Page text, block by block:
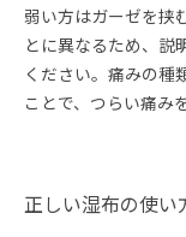
弱い方はガーゼを挟
とに異なるため、説
ください。痛みの種
ことで、つらい痛み
正しい湿布の使い